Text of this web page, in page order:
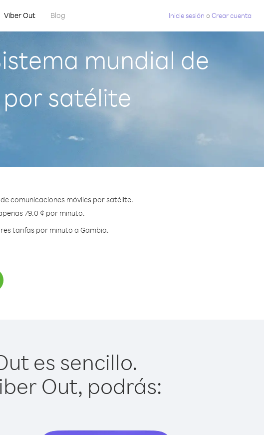
Viber Out Blog Inicie sesión oCrear cuenta
mundial de
satélite
comunicaciones móviles por satélite.
79.0 ¢ por minuto.
tarifas por minuto a Gambia.
es sencillo.
Out, podrás: